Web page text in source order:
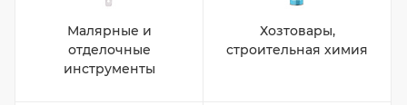
Малярные и
отделочные
инструменты
Хозтовары,
строительная химия